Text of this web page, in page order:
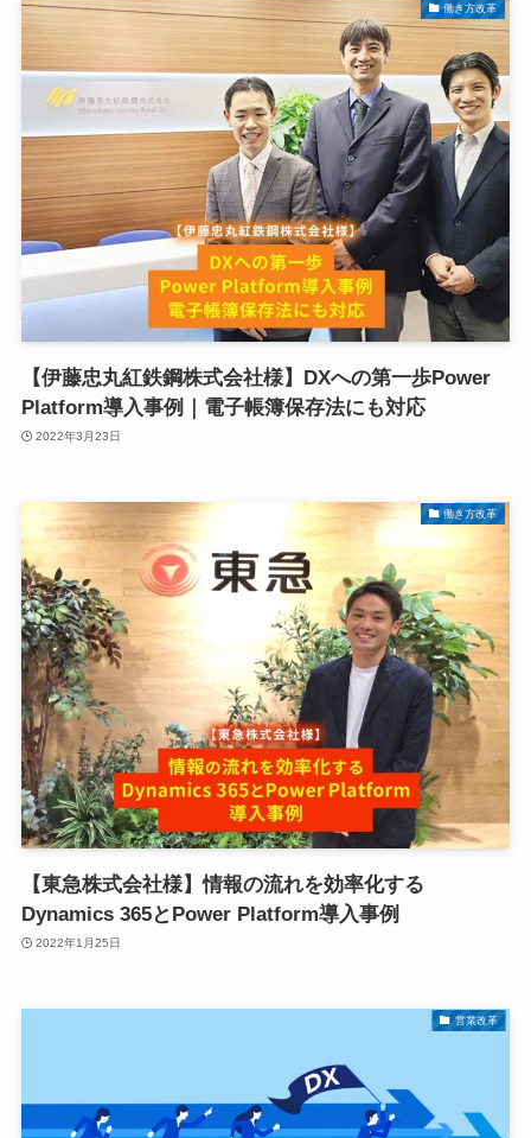
働き方改革
【伊藤忠丸紅鉄鋼株式会社様】DXへの第一歩Power
Platform導入事例｜電子帳簿保存法にも対応
2022年3月23日
働き方改革
【東急株式会社様】情報の流れを効率化する
Dynamics 365とPower Platform導入事例
2022年1月25日
営業改革